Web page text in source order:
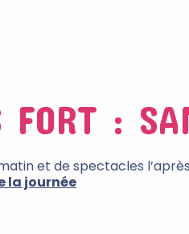
FORT :
et de spectacles
la journée